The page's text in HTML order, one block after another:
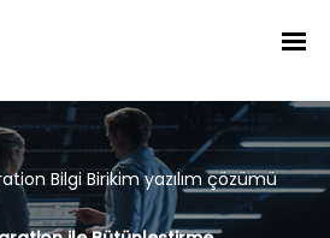
for Integration Bilgi
Bilgi Birikim yazılım çözümü